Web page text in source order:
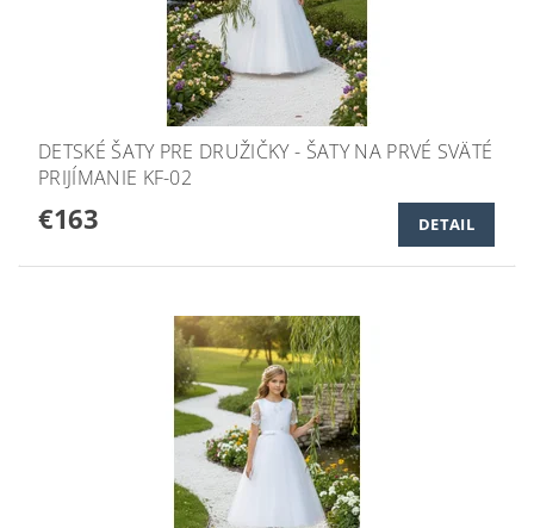
DETSKÉ ŠATY PRE DRUŽIČKY - ŠATY NA PRVÉ SVÄTÉ
PRIJÍMANIE KF-02
€163 DETAIL